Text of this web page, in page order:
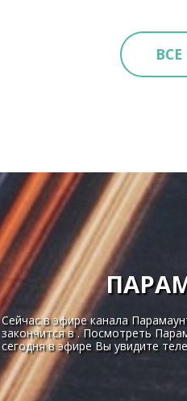
Сейчас в эфире канала
закончится в . Посмотреть
сегодня в эфире Вы увидите